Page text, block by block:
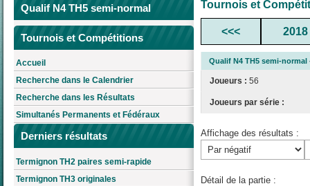
Qualif N4 TH5 semi-normal
Tournois et Compétitions
Accueil
Recherche dans le Calendrier
Recherche dans les Résultats
Simultanés Permanents et Fédéraux
Derniers résultats
Termignon TH2 paires semi-rapide
Termignon TH3 originales
Tournois et
<<< 2018
Qualif N4 TH5 semi-normal
Joueurs : 56
Joueurs par série :
Affichage des résultats :
Détail de la partie :